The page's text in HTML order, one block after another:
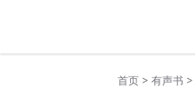
首页 > 有声书 >